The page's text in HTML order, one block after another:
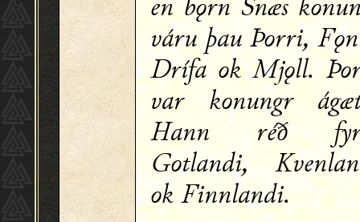
váru þau Þorri,
Drífa ok Mjǫll.
var konungr
Hann réð
Gotlandi,
ok Finnlandi.